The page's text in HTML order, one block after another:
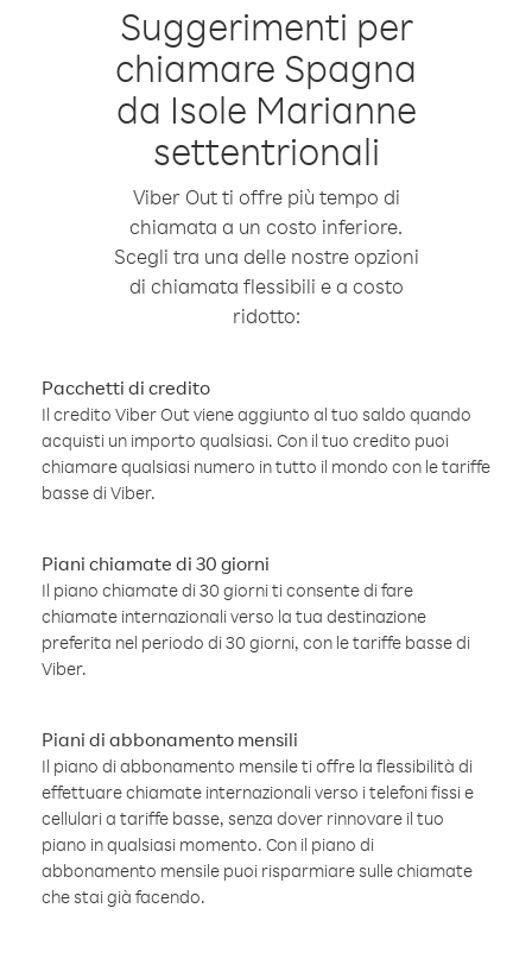
Suggerimenti per
chiamare Spagna
da Isole Marianne
settentrionali
Viber Out ti offre più tempo di
chiamata a un costo inferiore.
Scegli tra una delle nostre opzioni
di chiamata flessibili e a costo
ridotto:
Pacchetti di credito
Il credito Viber Out viene aggiunto al tuo saldo quando
acquisti un importo qualsiasi. Con il tuo credito puoi
chiamare qualsiasi numero in tutto il mondo con le tariffe
basse di Viber.
Piani chiamate di 30 giorni
Il piano chiamate di 30 giorni ti consente di fare
chiamate internazionali verso la tua destinazione
preferita nel periodo di 30 giorni, con le tariffe basse di
Viber.
Piani di abbonamento mensili
Il piano di abbonamento mensile ti offre la flessibilità di
effettuare chiamate internazionali verso i telefoni fissi e
cellulari a tariffe basse, senza dover rinnovare il tuo
piano in qualsiasi momento. Con il piano di
abbonamento mensile puoi risparmiare sulle chiamate
che stai già facendo.